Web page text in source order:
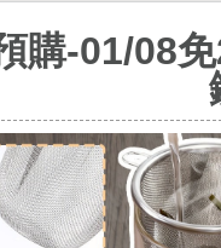
購-01/08